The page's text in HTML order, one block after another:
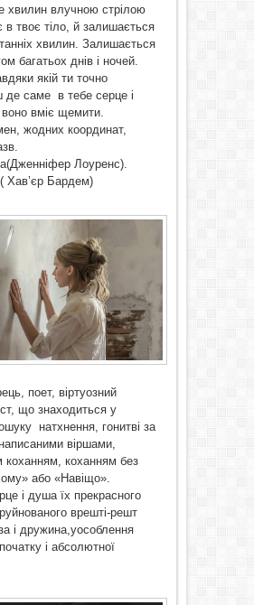
хвилин влучною стрілою
в твоє тіло, й залишається
хвилин. Залишається
багатьох днів і ночей.
якій ти точно
де саме в тебе серце і
вміє щемити.
жодних координат,
Лоуренс).
Хав’єр Бардем)
поет, віртуозний
що знаходиться у
натхнення, гонитві за
віршами,
коханням, коханням без
або «Навіщо».
і душа їх прекрасного
врешті-решт
і дружина,уособлення
і абсолютної